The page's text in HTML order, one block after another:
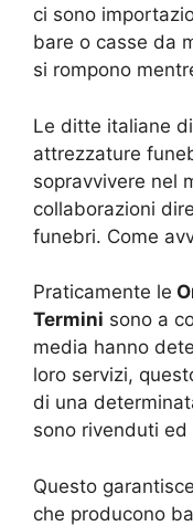
ci sono
bare o casse da
si rompono
Le ditte italiane
attrezzature
sopravvivere nel
collaborazioni
funebri. Come
Praticamente le
Termini sono a
media hanno
loro servizi,
di una
sono rivenduti
Questo
che producono